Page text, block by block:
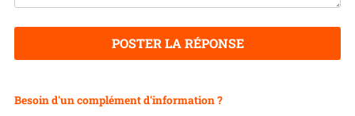
POSTER LA RÉPONSE
Besoin d'un complément d'information ?